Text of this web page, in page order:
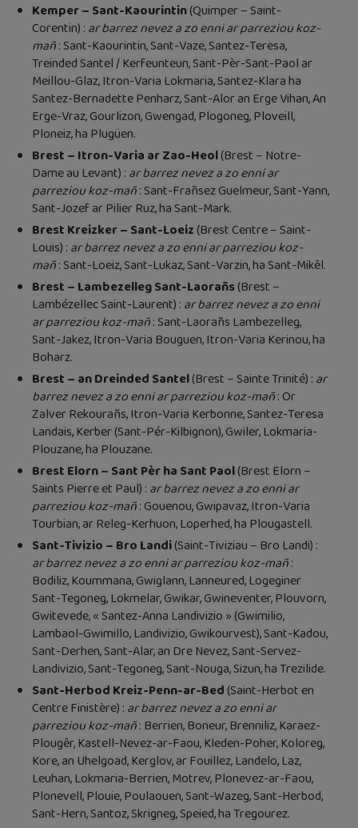
Kemper – Sant-Kaourintin(Quimper – Saint-
Corentin) : ar barrez nevez a zo enni ar parreziou koz-
mañ: Sant-Kaourintin, Sant-Vaze, Santez-Teresa,
Treinded Santel / Kerfeunteun, Sant-Pèr-Sant-Paol ar
Meillou-Glaz, Itron-Varia Lokmaria, Santez-Klara ha
Santez-Bernadette Penharz, Sant-Alor an Erge Vihan, An
Erge-Vraz, Gourlizon, Gwengad, Plogoneg, Ploveill,
Ploneiz, ha Plugüen.
Brest – Itron-Varia ar Zao-Heol(Brest – Notre-
Dame au Levant) : ar barrez nevez a zo enni ar
parreziou koz-mañ: Sant-Frañsez Guelmeur, Sant-Yann,
Sant-Jozef ar Pilier Ruz, ha Sant-Mark.
Brest Kreizker – Sant-Loeiz(Brest Centre – Saint-
Louis) : ar barrez nevez a zo enni ar parreziou koz-
mañ: Sant-Loeiz, Sant-Lukaz, Sant-Varzin, ha Sant-Mikêl.
Brest – Lambezelleg Sant-Laorañs(Brest –
Lambézellec Saint-Laurent) : ar barrez nevez a zo enni
ar parreziou koz-mañ: Sant-Laorañs Lambezelleg,
Sant-Jakez, Itron-Varia Bouguen, Itron-Varia Kerinou, ha
Boharz.
Brest – an Dreinded Santel(Brest – Sainte Trinité) : ar
barrez nevez a zo enni ar parreziou koz-mañ: Or
Zalver Rekourañs, Itron-Varia Kerbonne, Santez-Teresa
Landais, Kerber (Sant-Pér-Kilbignon), Gwiler, Lokmaria-
Plouzane, ha Plouzane.
Brest Elorn – Sant Pèr ha Sant Paol(Brest Elorn –
Saints Pierre et Paul) : ar barrez nevez a zo enni ar
parreziou koz-mañ: Gouenou, Gwipavaz, Itron-Varia
Tourbian, ar Releg-Kerhuon, Loperhed, ha Plougastell.
Sant-Tivizio – Bro Landi(Saint-Tiviziau – Bro Landi) :
ar barrez nevez a zo enni ar parreziou koz-mañ:
Bodiliz, Koummana, Gwiglann, Lanneured, Logeginer
Sant-Tegoneg, Lokmelar, Gwikar, Gwineventer, Plouvorn,
Gwitevede, « Santez-Anna Landivizio » (Gwimilio,
Lambaol-Gwimillo, Landivizio, Gwikourvest), Sant-Kadou,
Sant-Derhen, Sant-Alar, an Dre Nevez, Sant-Servez-
Landivizio, Sant-Tegoneg, Sant-Nouga, Sizun, ha Trezilide.
Sant-Herbod Kreiz-Penn-ar-Bed(Saint-Herbot en
Centre Finistère) : ar barrez nevez a zo enni ar
parreziou koz-mañ: Berrien, Boneur, Brenniliz, Karaez-
Plougêr, Kastell-Nevez-ar-Faou, Kleden-Poher, Koloreg,
Kore, an Uhelgoad, Kerglov, ar Fouillez, Landelo, Laz,
Leuhan, Lokmaria-Berrien, Motrev, Plonevez-ar-Faou,
Plonevell, Plouie, Poulaouen, Sant-Wazeg, Sant-Herbod,
Sant-Hern, Santoz, Skrigneg, Speied, ha Tregourez.